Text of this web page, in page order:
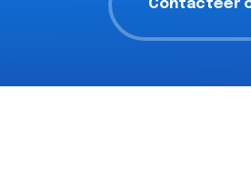
Contacteer